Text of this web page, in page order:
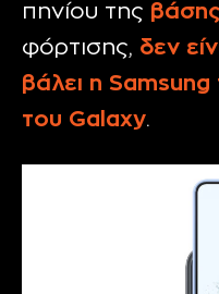
πηνίου της βάσης
φόρτισης, δεν
βάλει η Samsung
του Galaxy.